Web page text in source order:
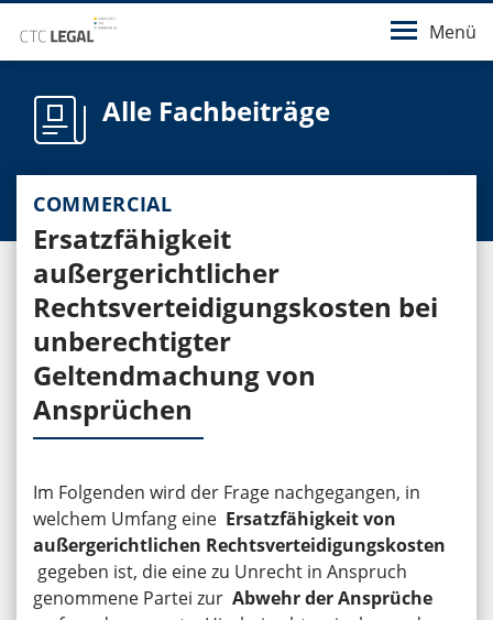
Menü
Alle Fachbeiträge
COMMERCIAL
Ersatzfähigkeit
außergerichtlicher
Rechtsverteidigungskosten bei
unberechtigter
Geltendmachung von
Ansprüchen
Im Folgenden wird der Frage nachgegangen, in
welchem Umfang eine Ersatzfähigkeit von
außergerichtlichen Rechtsverteidigungskosten
gegeben ist, die eine zu Unrecht in Anspruch
genommene Partei zur Abwehr der Ansprüche